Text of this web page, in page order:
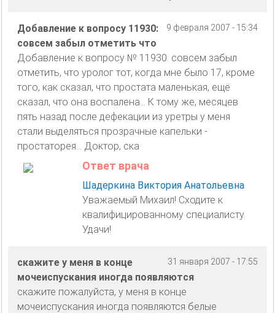
9 февраля 2007 - 15:34
Добавление к вопросу 11930:
совсем забыл отметить что
Добавление к вопросу № 11930: совсем забыл
отметить, что уролог тот, когда мне было 17, кроме
того, как сказал, что простата маленькая, ещё
сказал, что она воспалена... К тому же, месяцев
пять назад после дефекации из уретры у меня
стали выделяться прозрачные капельки -
простаторея... Доктор, ска
Ответ врача
Шадеркина Виктория Анатольевна
Уважаемый Михаил! Сходите к
квалифицированному специалисту.
Удачи!
31 января 2007 - 17:55
скажите у меня в конце
мочеиспускания иногда появляются
скажите пожалуйста, у меня в конце
мочеиспускания иногда появляются белые